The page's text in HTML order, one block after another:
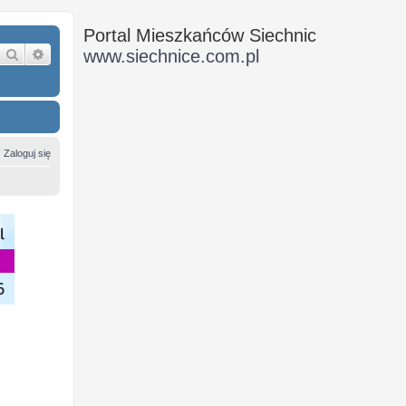
Szukaj Wyszukiwanie zaawansowane
Zaloguj się
Portal Mieszkańców Siechnic
www.siechnice.com.pl